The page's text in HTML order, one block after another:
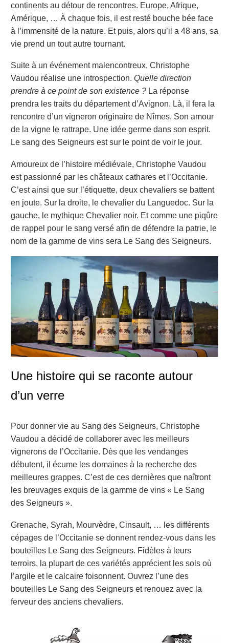
continents au détour de rencontres. Europe, Afrique,
Amérique, … À chaque fois, il est resté bouche bée face
à l’immensité de la nature. Et puis, alors qu’il a 48 ans, sa
vie prend un tout autre tournant.
Suite à un événement malencontreux, Christophe
Vaudou réalise une introspection. Quelle direction
prendre à ce point de son existence ? La réponse
prendra les traits du département d’Avignon. Là, il fera la
rencontre d’un vigneron originaire de Nîmes. Son amour
de la vigne le rattrape. Une idée germe dans son esprit.
Le sang des Seigneurs est sur le point de voir le jour.
Amoureux de l’histoire médiévale, Christophe Vaudou
est passionné par les châteaux cathares et l’Occitanie.
C’est ainsi que sur l’étiquette, deux chevaliers se battent
en joute. Sur la droite, le chevalier du Languedoc. Sur la
gauche, le mythique Chevalier noir. Et comme une piqûre
de rappel pour le sang versé afin de défendre la patrie, le
nom de la gamme de vins sera Le Sang des Seigneurs.
Une histoire qui se raconte autour
d’un verre
Pour donner vie au Sang des Seigneurs, Christophe
Vaudou a décidé de collaborer avec les meilleurs
vignerons de l’Occitanie. Dès que les vendanges
débutent, il écume les domaines à la recherche des
meilleures grappes. C’est de ces dernières que naîtront
les breuvages exquis de la gamme de vins « Le Sang
des Seigneurs ».
Grenache, Syrah, Mourvèdre, Cinsault, … les différents
cépages de l’Occitanie se donnent rendez-vous dans les
bouteilles Le Sang des Seigneurs. Fidèles à leurs
terroirs, la plupart de ces variétés apprécient les sols où
l’argile et le calcaire foisonnent. Ouvrez l’une des
bouteilles Le Sang des Seigneurs et renouez avec la
ferveur des anciens chevaliers.